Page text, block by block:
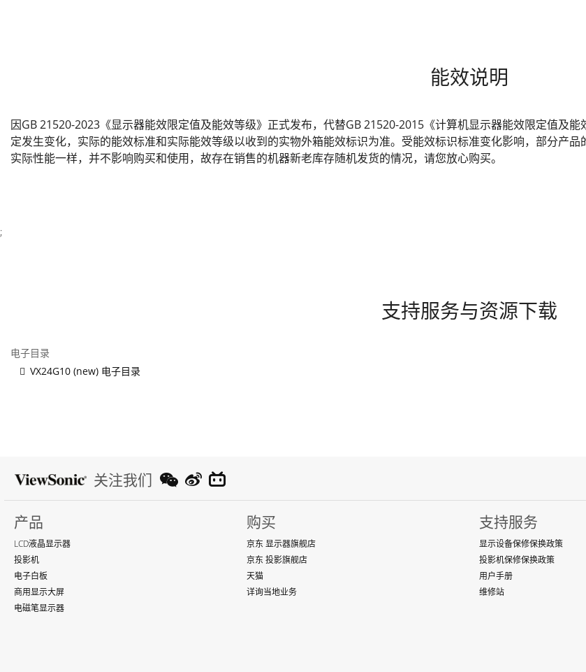
能效说明
因GB 21520-2023《显示器能效限定值及能效等级》正式发布，代替GB 21520-2015《计算机显示器能效限定值及
定发生变化，实际的能效标准和实际能效等级以收到的实物外箱能效标识为准。受能效标识标准变化影响，部分产
实际性能一样，并不影响购买和使用，故存在销售的机器新老库存随机发货的情况，请您放心购买。
;
支持服务与资源下载
电子目录
VX24G10 (new) 电子目录
关注我们
产品
LCD液晶显示器
投影机
电子白板
商用显示大屏
电磁笔显示器
购买
京东 显示器旗舰店
京东 投影旗舰店
天猫
详询当地业务
支持服务
显示设备保修保换政策
投影机保修保换政策
用户手册
维修站